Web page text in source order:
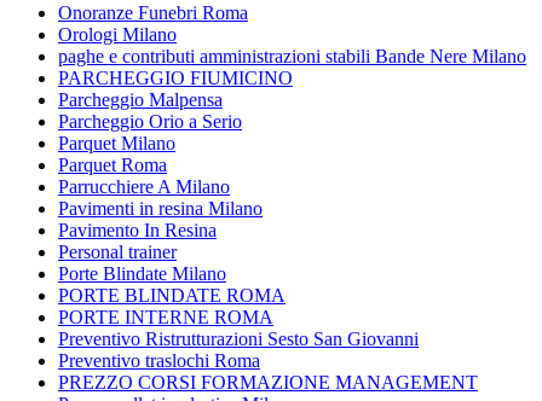
Onoranze Funebri Roma
Orologi Milano
paghe e contributi amministrazioni stabili Bande Nere Milano
PARCHEGGIO FIUMICINO
Parcheggio Malpensa
Parcheggio Orio a Serio
Parquet Milano
Parquet Roma
Parrucchiere A Milano
Pavimenti in resina Milano
Pavimento In Resina
Personal trainer
Porte Blindate Milano
PORTE BLINDATE ROMA
PORTE INTERNE ROMA
Preventivo Ristrutturazioni Sesto San Giovanni
Preventivo traslochi Roma
PREZZO CORSI FORMAZIONE MANAGEMENT